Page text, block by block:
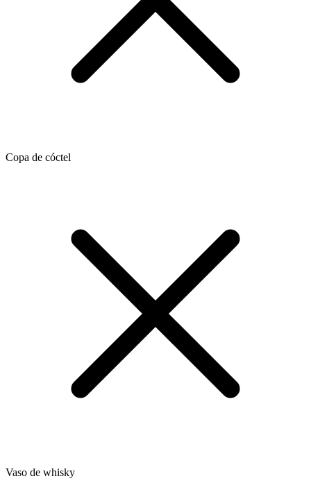
Copa de cóctel
Vaso de whisky